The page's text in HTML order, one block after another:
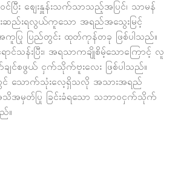
င်ပြီး ​ဈေးနှူန်းသက်သာသည့်အပြင်၊ သာမန်
ဆည်းရလွယ်ကူသော အရည်အသွေးမြင့်
ကူပြု ပြည်တွင်း ထုတ်ကုန်တခု ဖြစ်ပါသည်။
ာင်သန်းပြီး၊ အရသာကချိုစိမ့်သောကြောင့် လူ
င်စဖွယ် ငှက်သိုက်ဗူးလေး ဖြစ်ပါသည်။
တွင် သောက်သုံးလေ့ရှိသလို အသားအရည်
သိအမှတ်ပြု ခြင်းခံရသော သဘာဝငှက်သိုက်
။